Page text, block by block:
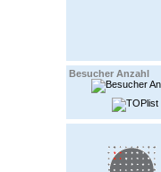
Besucher Anzahl